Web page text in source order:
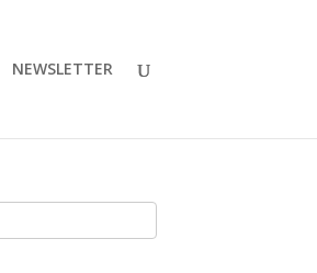
NEWSLETTER